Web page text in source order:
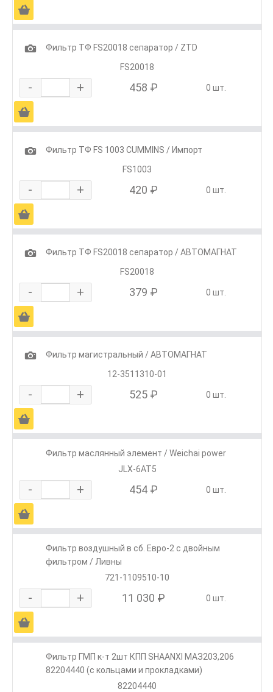
Ä
1
Фильтр ТФ FS20018 сепаратор / ZTD
FS20018
- + 458 ₽ 0 шт.
Ä
1
Фильтр ТФ FS 1003 CUMMINS / Импорт
FS1003
- + 420 ₽ 0 шт.
Ä
1
Фильтр ТФ FS20018 сепаратор / АВТОМАГНАТ
FS20018
- + 379 ₽ 0 шт.
Ä
1
Фильтр магистральный / АВТОМАГНАТ
12-3511310-01
- + 525 ₽ 0 шт.
Ä
Фильтр маслянный элемент / Weichai power
JLX-6AT5
- + 454 ₽ 0 шт.
Ä
Фильтр воздушный в сб. Евро-2 с двойным
фильтром / Ливны
721-1109510-10
- + 11 030 ₽ 0 шт.
Ä
Фильтр ГМП к-т 2шт КПП SHAANXI МАЗ203,206
82204440 (с кольцами и прокладками)
82204440